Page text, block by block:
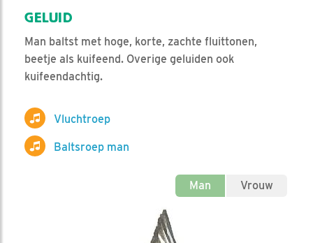
GELUID
Man baltst met hoge, korte, zachte fluittonen,
beetje als kuifeend. Overige geluiden ook
kuifeendachtig.
Vluchtroep
Baltsroep man
Man Vrouw